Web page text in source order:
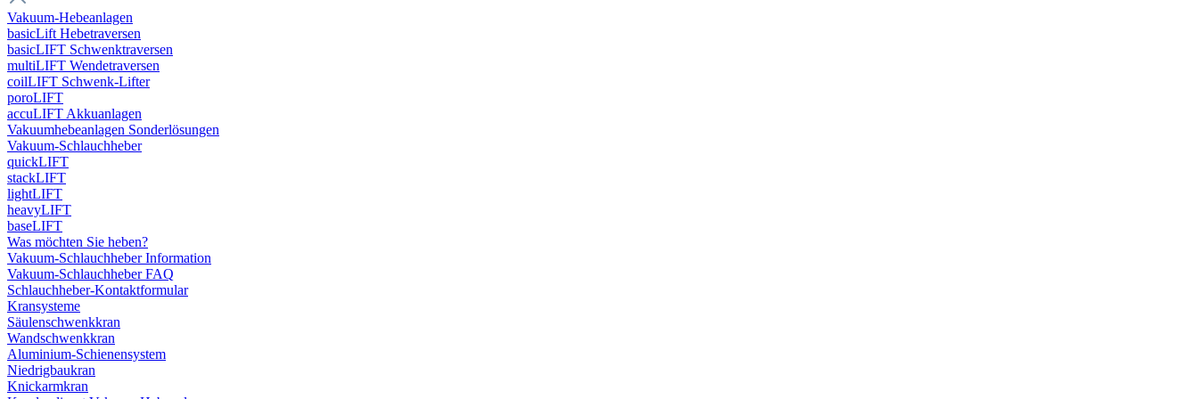
Vakuum-Hebeanlagen
basicLift Hebetraversen
basicLIFT Schwenktraversen
multiLIFT Wendetraversen
coilLIFT Schwenk-Lifter
poroLIFT
accuLIFT Akkuanlagen
Vakuumhebeanlagen Sonderlösungen
Vakuum-Schlauchheber
quickLIFT
stackLIFT
lightLIFT
heavyLIFT
baseLIFT
Was möchten Sie heben?
Vakuum-Schlauchheber Information
Vakuum-Schlauchheber FAQ
Schlauchheber-Kontaktformular
Kransysteme
Säulenschwenkkran
Wandschwenkkran
Aluminium-Schienensystem
Niedrigbaukran
Knickarmkran